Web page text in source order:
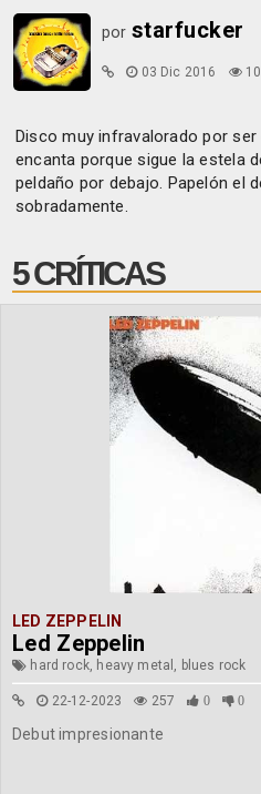
por starfucker
03 Dic 2016
Disco muy infravalorado por
encanta porque sigue la estela
peldaño por debajo. Papelón el
sobradamente.
5 CRÍTICAS
LED ZEPPELIN
Led Zeppelin
hard rock, heavy metal, blues rock
22-12-2023 257 0 0
Debut impresionante